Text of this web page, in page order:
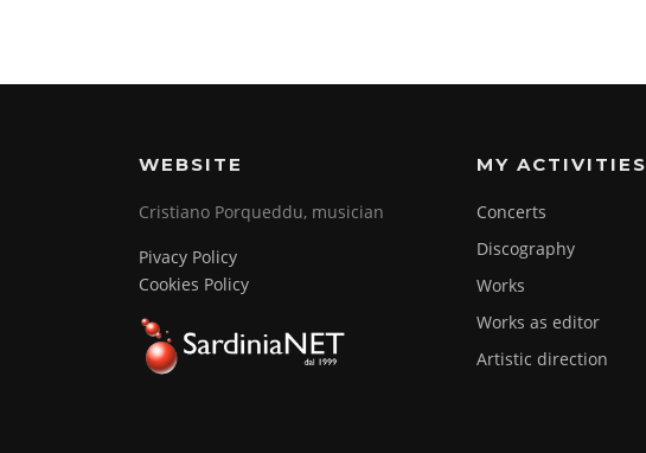
WEBSITE
Cristiano Porqueddu, musician
Pivacy Policy
Cookies Policy
MY ACTIVITIES
Concerts
Discography
Works
Works as editor
Artistic direction